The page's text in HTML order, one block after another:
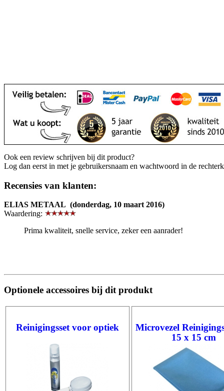
Ook een review schrijven bij dit product?
Log dan eerst in met je gebruikersnaam en wachtwoord in de
Recensies van klanten:
ELIAS METAAL (donderdag, 10 maart 2016)
Waardering:
Prima kwaliteit, snelle service, zeker een aanrader!
Optionele accessoires bij dit produkt
Reinigingsset voor optiek
Microvezel
15 x 15 cm